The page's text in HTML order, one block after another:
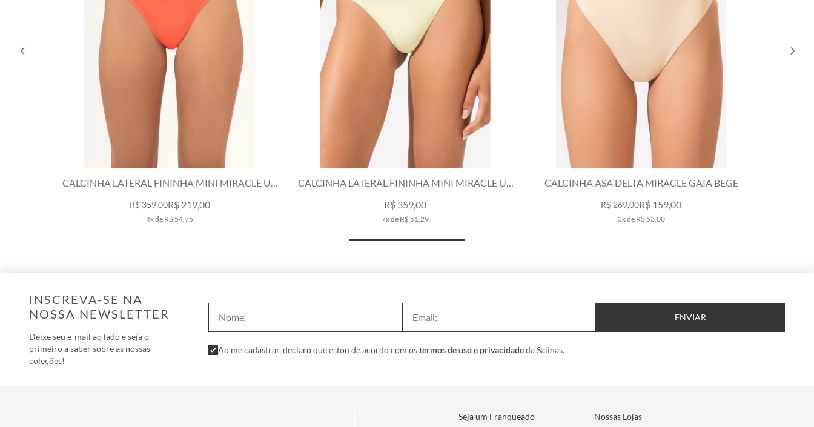
CALCINHA LATERAL FININHA MINI MIRACLE UP
R$ 359,00
7x de R$ 51,29
CALCINHA ASA DELTA MIRACLE GAIA BEGE
R$ 269,00R$ 159,00
3x de R$ 53,00
CALCINHA LACINHO MIRACLE UP GAIA BEGE
R$ 189,00R$ 129,00
2x de R$ 64,50
INSCREVA-SE NA
NOSSA NEWSLETTER
Deixe seu e-mail ao lado e seja o
primeiro a saber sobre as nossas
coleções!
ENVIAR
Ao me cadastrar, declaro que estou de acordo com ostermos de uso e privacidadeda Salinas.
Seja um Franqueado Nossas Lojas